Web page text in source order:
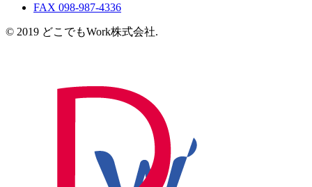
FAX 098-987-4336
© 2019 どこでもWork株式会社.